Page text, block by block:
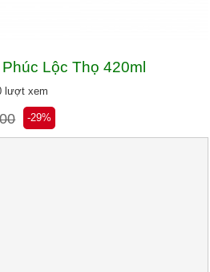
Lộc Thọ 420ml
lượt xem
-29%